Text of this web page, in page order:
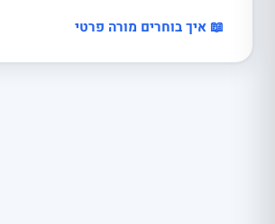
📖 איך בוחרים מורה פרטי